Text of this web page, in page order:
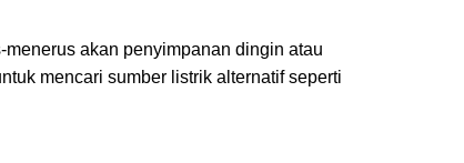
akan penyimpanan dingin atau
mencari sumber listrik alternatif seperti